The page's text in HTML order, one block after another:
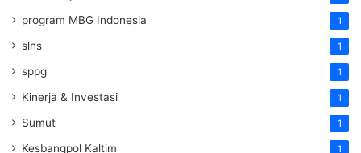
program MBG Indonesia 1
slhs 1
sppg 1
Kinerja & Investasi 1
Sumut 1
Kesbangpol Kaltim 1